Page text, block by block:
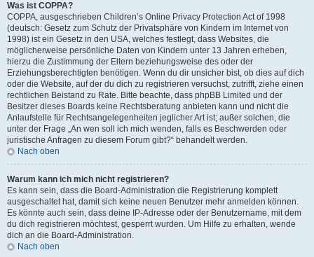
Was ist COPPA?
COPPA, ausgeschrieben Children’s Online Privacy Protection Act of 1998
(deutsch: Gesetz zum Schutz der Privatsphäre von Kindern im Internet von
1998) ist ein Gesetz in den USA, welches festlegt, dass Websites, die
möglicherweise persönliche Daten von Kindern unter 13 Jahren erheben,
hierzu die Zustimmung der Eltern beziehungsweise des oder der
Erziehungsberechtigten benötigen. Wenn du dir unsicher bist, ob dies auf dich
oder die Website, auf der du dich zu registrieren versuchst, zutrifft, ziehe einen
rechtlichen Beistand zu Rate. Bitte beachte, dass phpBB Limited und der
Besitzer dieses Boards keine Rechtsberatung anbieten kann und nicht die
Anlaufstelle für Rechtsangelegenheiten jeglicher Art ist; außer solchen, die
unter der Frage „An wen soll ich mich wenden, falls es Beschwerden oder
juristische Anfragen zu diesem Forum gibt?“ behandelt werden.
Nach oben
Warum kann ich mich nicht registrieren?
Es kann sein, dass die Board-Administration die Registrierung komplett
ausgeschaltet hat, damit sich keine neuen Benutzer mehr anmelden können.
Es könnte auch sein, dass deine IP-Adresse oder der Benutzername, mit dem
du dich registrieren möchtest, gesperrt wurden. Um Hilfe zu erhalten, wende
dich an die Board-Administration.
Nach oben